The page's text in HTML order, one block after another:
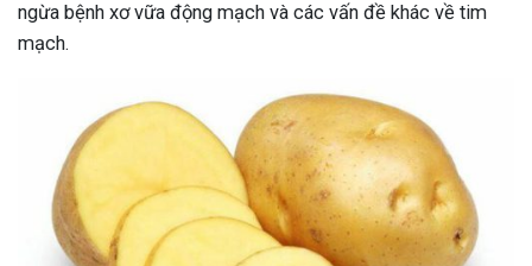
ngừa bệnh xơ vữa động mạch và các vấn đề khác về tim
mạch.